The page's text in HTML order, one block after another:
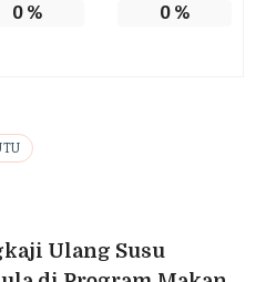
0 % 0 %
Ulang Susu